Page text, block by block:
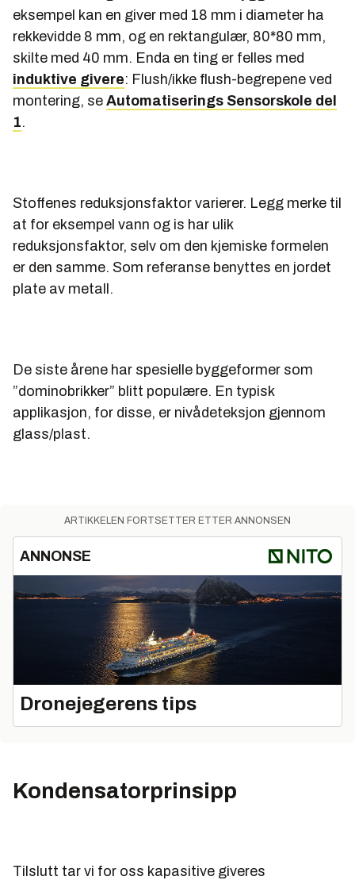
eksempel kan en giver med 18 mm i diameter ha
rekkevidde 8 mm, og en rektangulær, 80*80 mm,
skilte med 40 mm. Enda en ting er felles med
induktive givere: Flush/ikke flush-begrepene ved
montering, se Automatiserings Sensorskole del
1.
Stoffenes reduksjonsfaktor varierer. Legg merke til
at for eksempel vann og is har ulik
reduksjonsfaktor, selv om den kjemiske formelen
er den samme. Som referanse benyttes en jordet
plate av metall.
De siste årene har spesielle byggeformer som
”dominobrikker” blitt populære. En typisk
applikasjon, for disse, er nivådeteksjon gjennom
glass/plast.
ARTIKKELEN FORTSETTER ETTER ANNONSEN
ANNONSE
Dronejegerens tips
Kondensatorprinsipp
Tilslutt tar vi for oss kapasitive giveres